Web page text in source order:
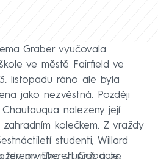
Graber vyučovala
ve městě Fairfield ve
listopadu ráno ale byla
jako nezvěstná. Později
nalezeny její
kolečkem. Z vraždy
studenti, Willard
Everett Goodale.
prvního stupně a ze